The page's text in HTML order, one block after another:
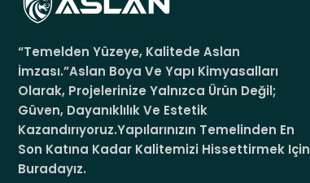
“Temelden Yüzeye, Kalitede Aslan
İmzası.”Aslan Boya Ve Yapı Kimyasalları
Olarak, Projelerinize Yalnızca Ürün Değil;
Güven, Dayanıklılık Ve Estetik
Kazandırıyoruz.Yapılarınızın Temelinden En
Son Katına Kadar Kalitemizi Hissettirmek Için
Buradayız.